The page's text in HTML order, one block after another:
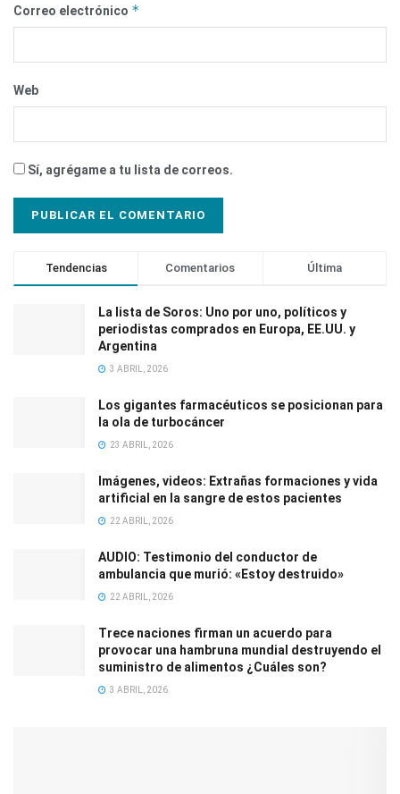
Correo electrónico *
Web
Sí, agrégame a tu lista de correos.
Tendencias Comentarios Última
La lista de Soros: Uno por uno, políticos y
periodistas comprados en Europa, EE.UU. y
Argentina
3 ABRIL, 2026
Los gigantes farmacéuticos se posicionan para
la ola de turbocáncer
23 ABRIL, 2026
Imágenes, videos: Extrañas formaciones y vida
artificial en la sangre de estos pacientes
22 ABRIL, 2026
AUDIO: Testimonio del conductor de
ambulancia que murió: «Estoy destruido»
22 ABRIL, 2026
Trece naciones firman un acuerdo para
provocar una hambruna mundial destruyendo el
suministro de alimentos ¿Cuáles son?
3 ABRIL, 2026